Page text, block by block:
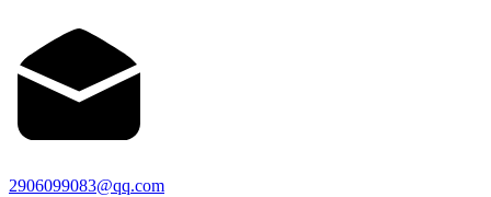
2906099083@qq.com